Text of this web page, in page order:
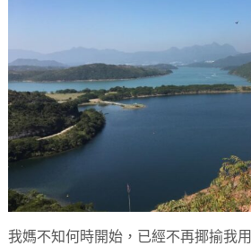
我媽不知何時開始，已經不再揶揄我